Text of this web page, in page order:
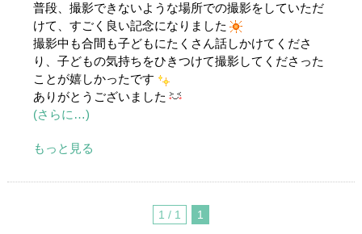
普段、撮影できないような場所での撮影をしていただ
けて、すごく良い記念になりました
撮影中も合間も子どもにたくさん話しかけてくださ
り、子どもの気持ちをひきつけて撮影してくださった
ことが嬉しかったです
ありがとうございました
(さらに…)
もっと見る
1 / 1 1